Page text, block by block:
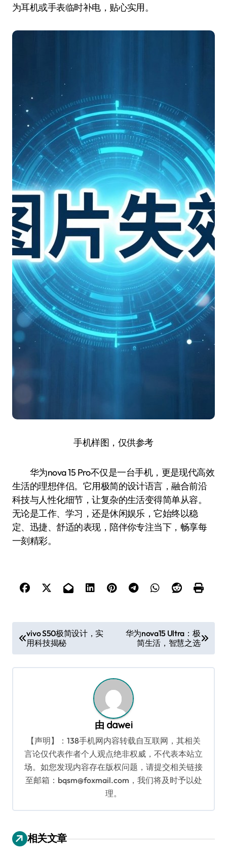
为耳机或手表临时补电，贴心实用。
手机样图，仅供参考
华为nova 15 Pro不仅是一台手机，更是现代高效
生活的理想伴侣。它用极简的设计语言，融合前沿
科技与人性化细节，让复杂的生活变得简单从容。
无论是工作、学习，还是休闲娱乐，它始终以稳
定、迅捷、舒适的表现，陪伴你专注当下，畅享每
一刻精彩。
章
导
vivo S50极简设计，实
用科技揭秘
华为nova15 Ultra：极
简生活，智慧之选
由 dawei
【声明】：138手机网内容转载自互联网，其相关
言论仅代表作者个人观点绝非权威，不代表本站立
场。如您发现内容存在版权问题，请提交相关链接
至邮箱：bqsm@foxmail.com，我们将及时予以处
理。
相关文章